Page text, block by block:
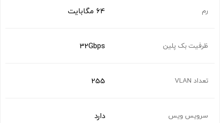
رم 64 مگابایت
ظرفیت بک پلین 32Gbps
تعداد VLAN 255
سرویس ویس دارد